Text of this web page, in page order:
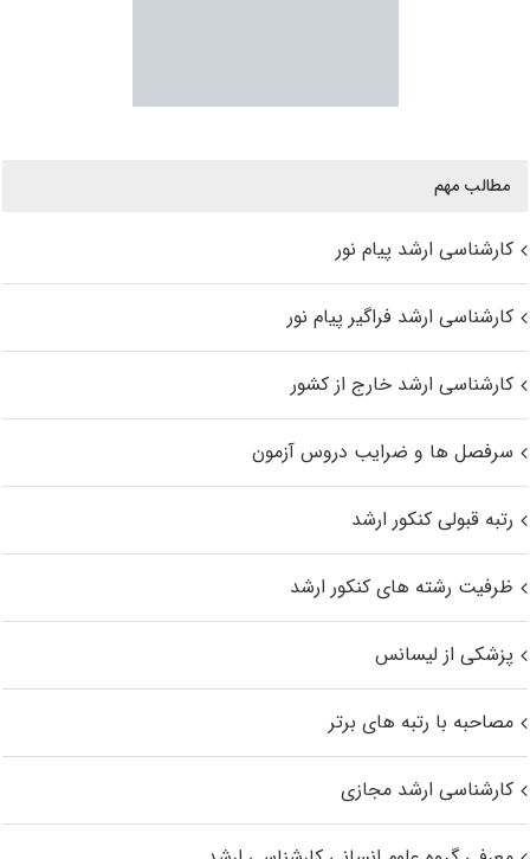
مطالب مهم
کارشناسی ارشد پیام نور
کارشناسی ارشد فراگیر پیام نور
کارشناسی ارشد خارج از کشور
سرفصل ها و ضرایب دروس آزمون
رتبه قبولی کنکور ارشد
ظرفیت رشته های کنکور ارشد
پزشکی از لیسانس
مصاحبه با رتبه های برتر
کارشناسی ارشد مجازی